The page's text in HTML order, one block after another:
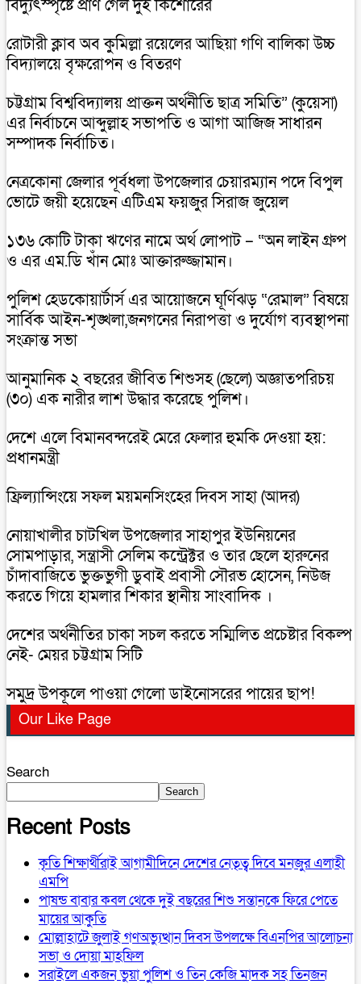
বিদ্যুৎস্পৃষ্টে প্রাণ গেল দুই কিশোরের
রোটারী ক্লাব অব কুমিল্লা রয়েলের আছিয়া গণি বালিকা উচ্চ
বিদ্যালয়ে বৃক্ষরোপন ও বিতরণ
চট্টগ্রাম বিশ্ববিদ্যালয় প্রাক্তন অর্থনীতি ছাত্র সমিতি” (কুয়েসা)
এর নির্বাচনে আব্দুল্লাহ সভাপতি ও আগা আজিজ সাধারন
সম্পাদক নির্বাচিত।
নেত্রকোনা জেলার পূর্বধলা উপজেলার চেয়ারম্যান পদে বিপুল
ভোটে জয়ী হয়েছেন এটিএম ফয়জুর সিরাজ জুয়েল
১৩৬ কোটি টাকা ঋণের নামে অর্থ লোপাট – “অন লাইন গ্রুপ
ও এর এম.ডি খাঁন মোঃ আক্তারুজ্জামান।
পুলিশ হেডকোয়ার্টার্স এর আয়োজনে ঘূর্ণিঝড় “রেমাল” বিষয়ে
সার্বিক আইন-শৃঙ্খলা,জনগনের নিরাপত্তা ও দুর্যোগ ব্যবস্থাপনা
সংক্রান্ত সভা
আনুমানিক ২ বছরের জীবিত শিশুসহ (ছেলে) অজ্ঞাতপরিচয়
(৩০) এক নারীর লাশ উদ্ধার করেছে পুলিশ।
দেশে এলে বিমানবন্দরেই মেরে ফেলার হুমকি দেওয়া হয়:
প্রধানমন্ত্রী
ফ্রিল্যান্সিংয়ে সফল ময়মনসিংহের দিবস সাহা (আদর)
নোয়াখালীর চাটখিল উপজেলার সাহাপুর ইউনিয়নের
সোমপাড়ার, সন্ত্রাসী সেলিম কন্ট্রেক্টর ও তার ছেলে হারুনের
চাঁদাবাজিতে ভুক্তভুগী ডুবাই প্রবাসী সৌরভ হোসেন, নিউজ
করতে গিয়ে হামলার শিকার স্থানীয় সাংবাদিক ।
দেশের অর্থনীতির চাকা সচল করতে সম্মিলিত প্রচেষ্টার বিকল্প
নেই- মেয়র চট্টগ্রাম সিটি
সমুদ্র উপকূলে পাওয়া গেলো ডাইনোসরের পায়ের ছাপ!
Our Like Page
Search
Search
Recent Posts
কৃতি শিক্ষার্থীরাই আগামীদিনে দেশের নেতৃত্ব দিবে মনজুর এলাহী
এমপি
পাষন্ড বাবার কবল থেকে দুই বছরের শিশু সন্তানকে ফিরে পেতে
মায়ের আকুতি
মোল্লাহাটে জুলাই গণঅভ্যুত্থান দিবস উপলক্ষে বিএনপির আলোচনা
সভা ও দোয়া মাহফিল
সরাইলে একজন ভুয়া পুলিশ ও তিন কেজি মাদক সহ তিনজন